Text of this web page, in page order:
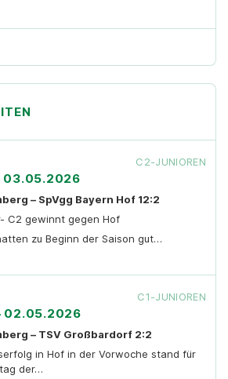
C2-JUNIOREN
03.05.2026
– SpVgg Bayern Hof 12:2
C2 gewinnt gegen Hof
zu Beginn der Saison gut…
C1-JUNIOREN
02.05.2026
– TSV Großbardorf 2:2
in Hof in der Vorwoche stand für
der…